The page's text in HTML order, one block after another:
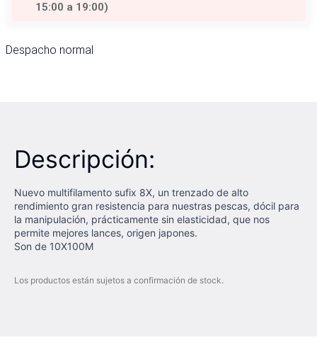
15:00 a 19:00)
Despacho normal
Descripción:
Nuevo multifilamento sufix 8X, un trenzado de alto
rendimiento gran resistencia para nuestras pescas, dócil para
la manipulación, prácticamente sin elasticidad, que nos
permite mejores lances, origen japones.
Son de 10X100M
Los productos están sujetos a confirmación de stock.